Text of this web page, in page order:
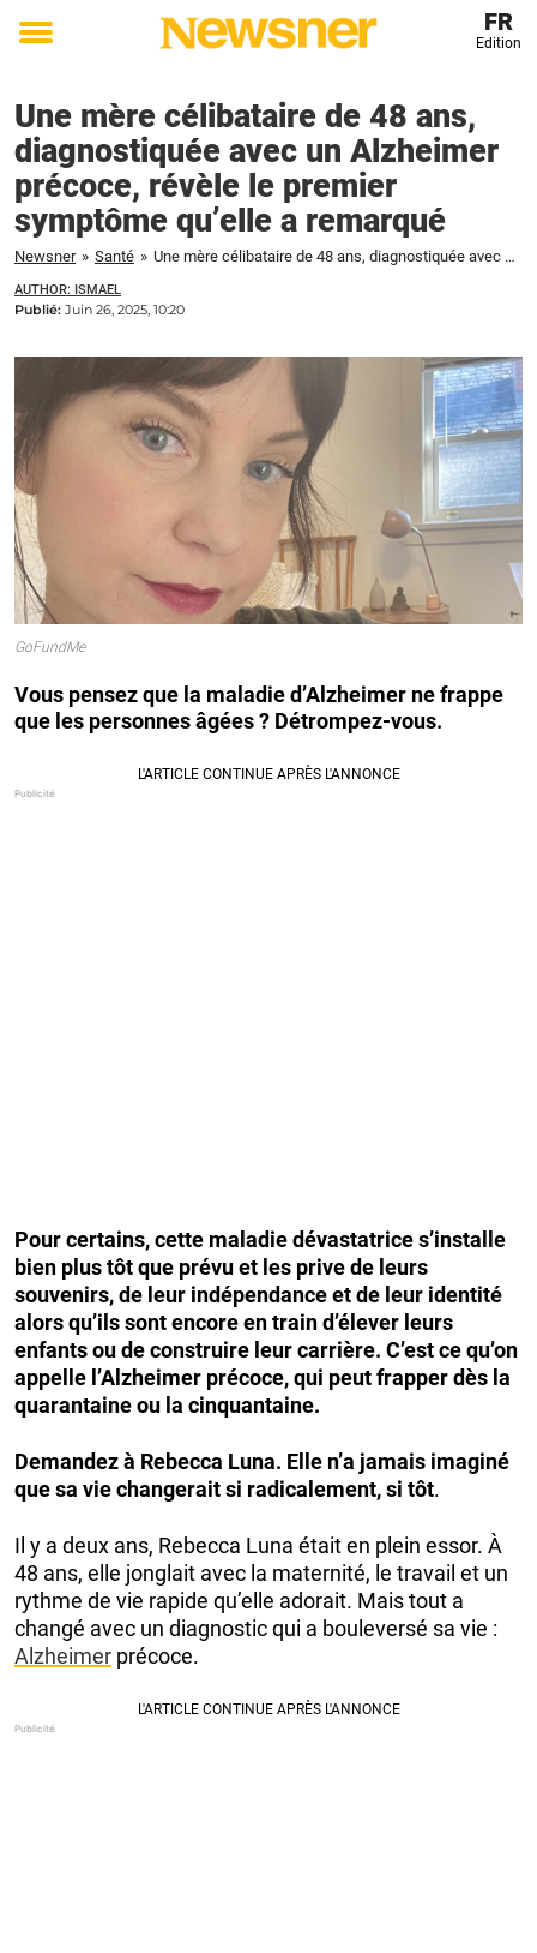
Toggle
FR
Edition
Une mère célibataire de 48 ans,
diagnostiquée avec un Alzheimer
précoce, révèle le premier
symptôme qu’elle a remarqué
Newsner » Santé » Une mère célibataire de 48 ans, diagnostiquée avec un Alzheimer précoce, révèle le premier symptôme qu'elle a remarqué
AUTHOR: ISMAEL
Publié: Juin 26, 2025, 10:20
GoFundMe
Vous pensez que la maladie d’Alzheimer ne frappe
que les personnes âgées ? Détrompez-vous.
Pour certains, cette maladie dévastatrice s’installe
bien plus tôt que prévu et les prive de leurs
souvenirs, de leur indépendance et de leur identité
alors qu’ils sont encore en train d’élever leurs
enfants ou de construire leur carrière. C’est ce qu’on
appelle l’Alzheimer précoce, qui peut frapper dès la
quarantaine ou la cinquantaine.
Demandez à Rebecca Luna. Elle n’a jamais imaginé
que sa vie changerait si radicalement, si tôt.
Il y a deux ans, Rebecca Luna était en plein essor. À
48 ans, elle jonglait avec la maternité, le travail et un
rythme de vie rapide qu’elle adorait. Mais tout a
changé avec un diagnostic qui a bouleversé sa vie :
Alzheimer précoce.